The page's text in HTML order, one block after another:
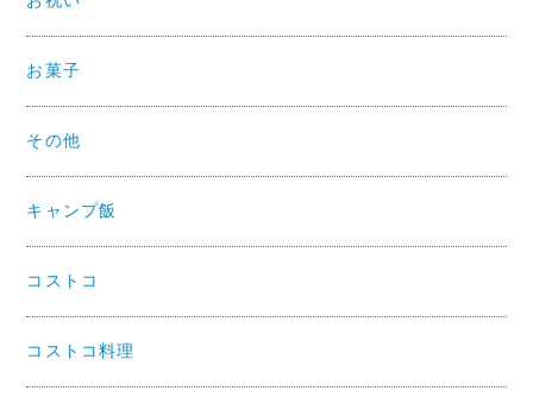
お菓子
その他
キャンプ飯
コストコ
コストコ料理